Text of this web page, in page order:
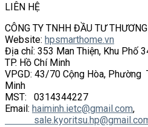
LIÊN HỆ
CÔNG TY TNHH ĐẦU TƯ
Website: hpsmarthome.vn
Địa chỉ: 353 Man Thiện, Khu Phố
TP. Hồ Chí Minh
VPGD: 43/70 Cộng Hòa, Phường
Minh
MST: 0314344227
Email: haiminh.ietc@gmail.com,